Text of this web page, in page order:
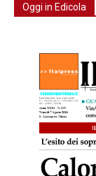
Oggi in Edicola